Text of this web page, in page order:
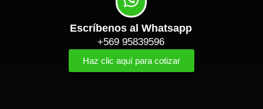
Escríbenos al Whatsapp
+569 95839596
Haz clic aquí para cotizar